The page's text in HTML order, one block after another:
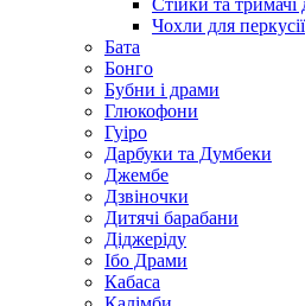
Стійки та тримачі
Чохли для перкусії
Бата
Бонго
Бубни і драми
Глюкофони
Гуіро
Дарбуки та Думбеки
Джембе
Дзвіночки
Дитячі барабани
Діджеріду
Ібо Драми
Кабаса